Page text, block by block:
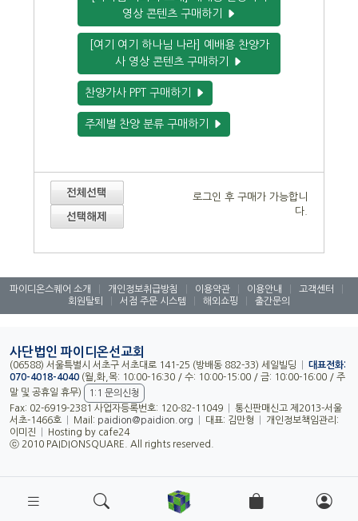
영상 콘텐츠 구매하기
[여기 여기 하나님 나라] 예배용 찬양가
사 영상 콘텐츠 구매하기
찬양가사 PPT 구매하기
주제별 찬양 분류 구매하기
로그인 후 구매가 가능합니
다.
파이디온스퀘어 소개 개인정보취급방침 이용약관 이용안내 고객센터
회원탈퇴
서점 주문 시스템 해외쇼핑 출간문의
사단법인 파이디온선교회
(06588) 서울특별시 서초구 서초대로 141-25 (방배동 882-33) 세일빌딩
대표전화:
070-4018-4040 (월,화,목: 10:00-16:30 / 수: 10:00-15:00 / 금: 10:00-16:00 / 주
말 및 공휴일 휴무)
1:1 문의신청
Fax: 02-6919-2381 사업자등록번호: 120-82-11049
통신판매신고 제2013-서울
서초-1466호
Mail: paidion@paidion.org 대표: 김만형
개인정보책임관리:
이미진
Hosting by cafe24
ⓒ 2010 PAIDIONSQUARE. All rights reserved.